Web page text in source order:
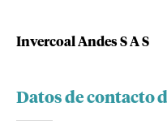
Invercoal Andes S A S
Datos de contacto